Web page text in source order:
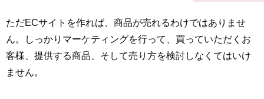
ただECサイトを作れば、商品が売れるわけではありませ
ん。
しっかりマーケティングを行って、買っていただくお
客様、 提供する商品、そして売り方を検討しなくてはいけ
ません。